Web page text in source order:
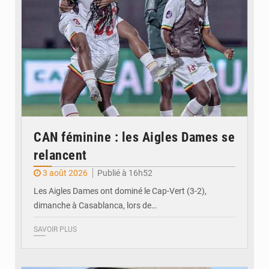
CAN féminine : les Aigles Dames se
relancent
3 août 2026
Publié à 16h52
Les Aigles Dames ont dominé le Cap-Vert (3-2),
dimanche à Casablanca, lors de…
SAVOIR PLUS